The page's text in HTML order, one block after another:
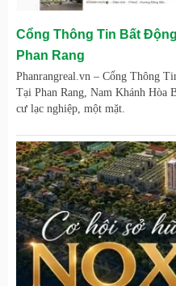
Cổng Thông Tin Bất
Phan Rang
Phanrangreal.vn – Cổng Thông
Tại Phan Rang, Nam Khánh Hòa
cư lạc nghiệp, một mặt.